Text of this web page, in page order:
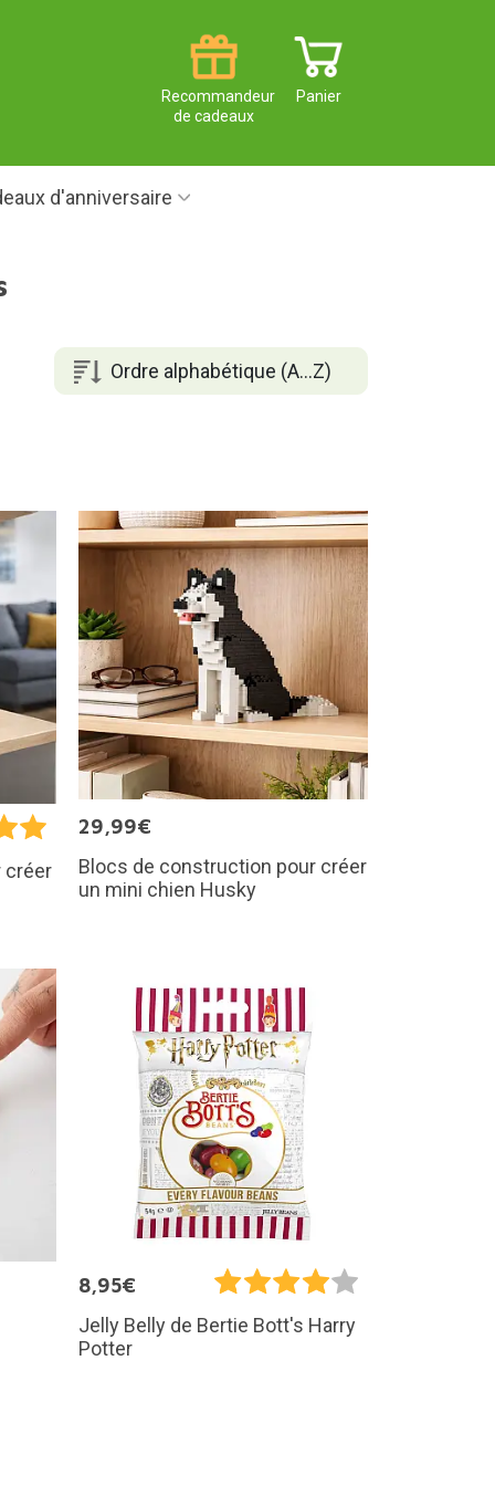
Panier
Recommandeur
de cadeaux
d'anniversaire
Ordre alphabétique (A...Z)
créer
29,99€
Blocs de construction pour créer
un mini chien Husky
8,95€
Jelly Belly de Bertie Bott's Harry
Potter